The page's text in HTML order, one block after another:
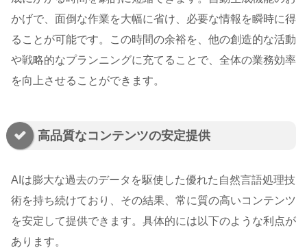
かげで、面倒な作業を大幅に省け、必要な情報を瞬時に得
ることが可能です。この時間の余裕を、他の創造的な活動
や戦略的なプランニングに充てることで、全体の業務効率
を向上させることができます。
高品質なコンテンツの安定提供
AIは膨大な過去のデータを駆使した優れた自然言語処理技
術を持ち続けており、その結果、常に質の高いコンテンツ
を安定して提供できます。具体的には以下のような利点が
あります。